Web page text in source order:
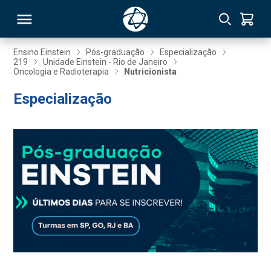
Ensino Einstein Pós-graduação
Especialização
219
Unidade Einstein - Rio de Janeiro
Oncologia e Radioterapia
Nutricionista
Especialização